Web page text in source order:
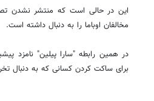
این در حالی است که منتشر نشدن
مخالفان اوباما را به دنبال داشته است.
در همین رابطه "سارا پیلین" نامزد
برای ساکت کردن کسانی که به دنبال